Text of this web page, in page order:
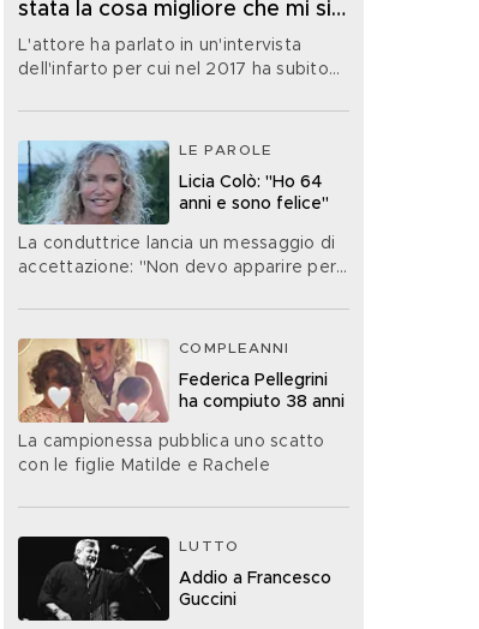
stata la cosa migliore che mi sia
mai capitata nella vita”
L'attore ha parlato in un'intervista
dell'infarto per cui nel 2017 ha subito
LE PAROLE
Licia Colò: "Ho 64
anni e sono felice"
La conduttrice lancia un messaggio di
accettazione: "Non devo apparire per
COMPLEANNI
Federica Pellegrini
ha compiuto 38 anni
La campionessa pubblica uno scatto
con le figlie Matilde e Rachele
LUTTO
Addio a Francesco
Guccini